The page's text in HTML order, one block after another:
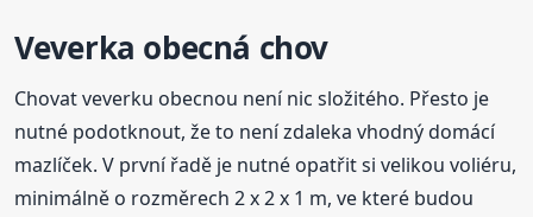
Veverka obecná chov
Chovat veverku obecnou není nic složitého. Přesto je
nutné podotknout, že to není zdaleka vhodný domácí
mazlíček. V první řadě je nutné opatřit si velikou voliéru,
minimálně o rozměrech 2 x 2 x 1 m, ve které budou